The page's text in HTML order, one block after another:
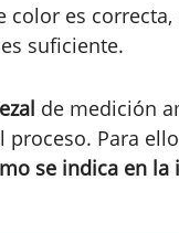
color es correcta,
suficiente.
de medición
proceso. Para
se indica en la